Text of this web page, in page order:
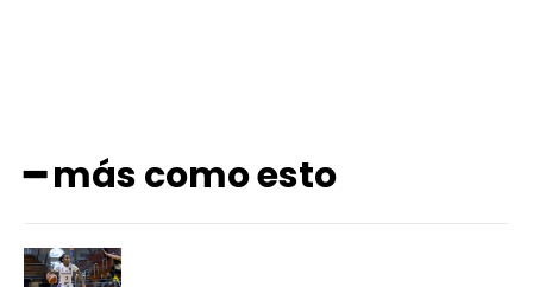
━ más como esto